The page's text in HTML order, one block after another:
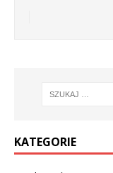
KATEGORIE